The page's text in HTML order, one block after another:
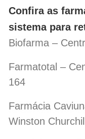
Confira as
sistema para
Biofarma –
Farmatotal –
164
Farmácia
Winston